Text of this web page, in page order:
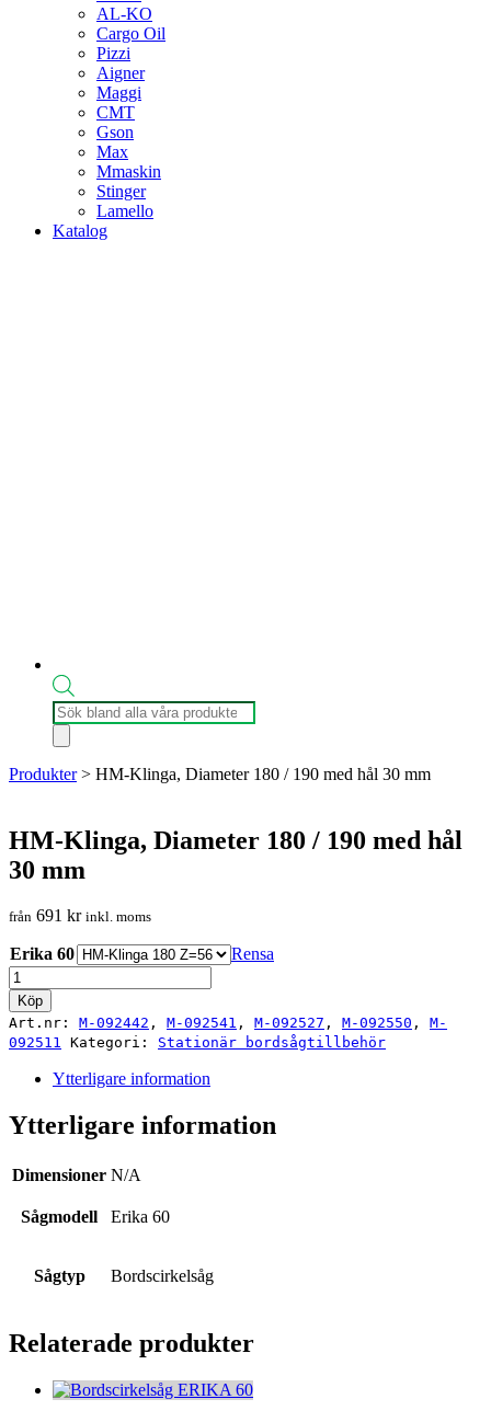
AL-KO
Cargo Oil
Pizzi
Aigner
Maggi
CMT
Gson
Max
Mmaskin
Stinger
Lamello
Katalog
Produktsökning
Produkter> HM-Klinga, Diameter 180 / 190 med hål 30 mm
HM-Klinga, Diameter 180 / 190 med hål
30 mm
från 691 kr inkl. moms
Erika 60
Rensa
HM-
Klinga,
Diameter
180
/
hål
30
mängd
Köp
Art.nr: M-092442 , M-092541 , M-092527 , M-092550 , M-
092511 Kategori: Stationär bordsågtillbehör
Ytterligare information
Ytterligare information
Dimensioner N/A
Sågmodell Erika 60
Sågtyp Bordscirkelsåg
Relaterade produkter